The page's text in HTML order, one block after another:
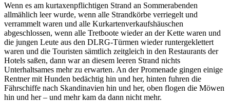
Wenn es am kurtaxenpflichtigen Strand an Sommerabenden
allmählich leer wurde, wenn alle Strandkörbe verriegelt und
verrammelt waren und alle Kurkartenverkaufshäuschen
abgeschlossen, wenn alle Tretboote wieder an der Kette waren und
die jungen Leute aus den DLRG-Türmen wieder runtergeklettert
waren und die Touristen sämtlich zeitgleich in den Restaurants der
Hotels saßen, dann war an diesem leeren Strand nichts
Unterhaltsames mehr zu erwarten. An der Promenade gingen einige
Rentner mit Hunden bedächtig hin und her, hinten fuhren die
Fährschiffe nach Skandinavien hin und her, oben flogen die Möwen
hin und her – und mehr kam da dann nicht mehr.